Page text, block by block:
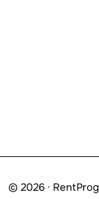
© 2026 · RentProg